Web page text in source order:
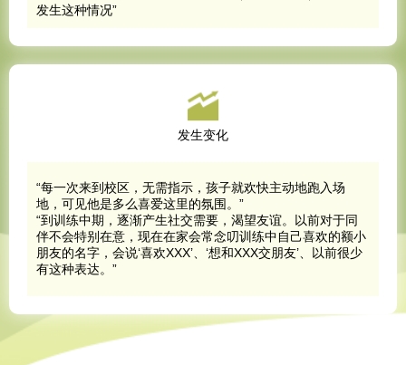
发生这种情况”
发生变化
“每一次来到校区，无需指示，孩子就欢快主动地跑入场
地，可见他是多么喜爱这里的氛围。”
“到训练中期，逐渐产生社交需要，渴望友谊。以前对于同
伴不会特别在意，现在在家会常念叨训练中自己喜欢的额小
朋友的名字，会说‘喜欢XXX’、‘想和XXX交朋友’、以前很少
有这种表达。”